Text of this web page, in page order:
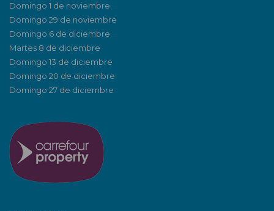
Domingo 1 de noviembre
Domingo 29 de noviembre
Domingo 6 de diciembre
Martes 8 de diciembre
Domingo 13 de diciembre
Domingo 20 de diciembre
Domingo 27 de diciembre